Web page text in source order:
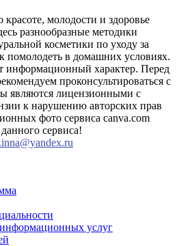
молодости и здоровье
разнообразные методики
косметики по уходу за
помолодеть в домашних условиях.
информационный характер. Перед
проконсультироваться с
являются лицензионными с
к нарушению авторских прав
фото сервиса canva.com
сервиса!
услуг